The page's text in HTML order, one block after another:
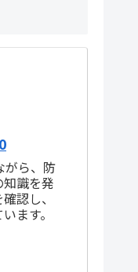
がら、防
識を発
認し、
ます。